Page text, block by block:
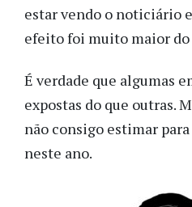
estar vendo o noticiário
efeito foi muito maior
É verdade que algumas
expostas do que outras.
não consigo estimar
neste ano.